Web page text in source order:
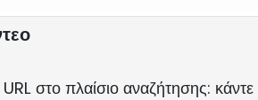
στο πλαίσιο αναζήτησης: